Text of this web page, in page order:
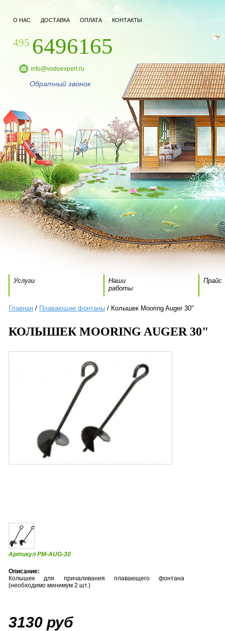
О НАС ДОСТАВКА ОПЛАТА КОНТАКТЫ
495 6496165
info@vodoexpert.ru
Обратный звонок
Услуги
Наши
работы
Прайс
Главная / Плавающие фонтаны / Колышек Mooring Auger 30"
КОЛЫШЕК MOORING AUGER 30"
Артикул PM-AUG-30
Описание:
Колышек для причаливания плавающего фонтана
(необходимо минимум 2 шт.)
3130 руб